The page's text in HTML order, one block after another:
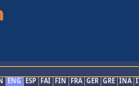
ENG ESP FAI FIN FRA GER GRE INA